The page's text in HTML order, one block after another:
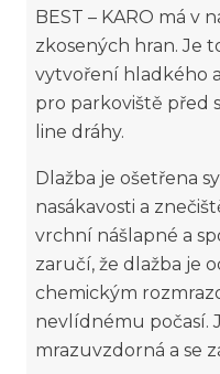
BEST – KARO má v
zkosených hran. Je
vytvoření hladkého
pro parkoviště před
line dráhy.
Dlažba je ošetřena
nasákavosti a
vrchní nášlapné a
zaručí, že dlažba je
chemickým
nevlídnému počasí.
mrazuvzdorná a se